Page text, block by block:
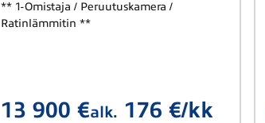
** 1-Omistaja / Peruutuskamera /
Ratinlämmitin **
13 900 €alk. 176 €/kk